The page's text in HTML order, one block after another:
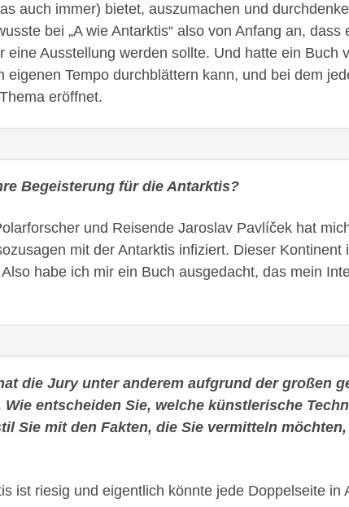
auch immer) bietet, auszumachen und
bei „A wie Antarktis“ also von Anfang an, dass
eine Ausstellung werden sollte. Und hatte ein Buch
eigenen Tempo durchblättern kann, und bei dem
eröffnet.
Begeisterung für die Antarktis?
und Reisende Jaroslav Pavlíček hat
mit der Antarktis infiziert. Dieser Kontinent
habe ich mir ein Buch ausgedacht, das mein
die Jury unter anderem aufgrund der großen
Wie entscheiden Sie, welche künstlerische
Sie mit den Fakten, die Sie vermitteln möchten,
ist riesig und eigentlich könnte jede Doppelseite in